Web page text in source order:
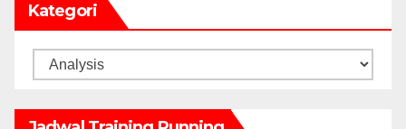
Kategori
Kategori